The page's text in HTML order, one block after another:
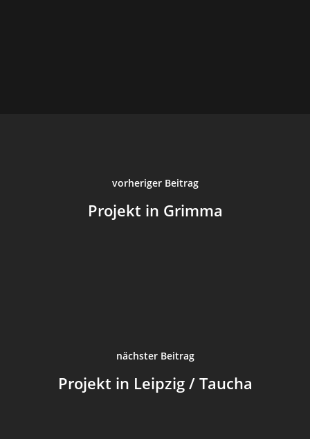
vorheriger Beitrag
Projekt in Grimma
nächster Beitrag
Projekt in Leipzig / Taucha
Aktuell